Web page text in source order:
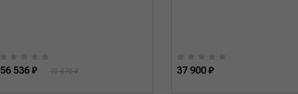
56 536 ₽ 70 670 ₽ 37 900 ₽